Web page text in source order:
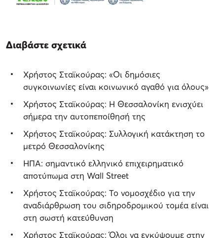
Διαβάστε σχετικά
Χρήστος Σταϊκούρας: «Οι δημόσιες
συγκοινωνίες είναι κοινωνικό αγαθό για όλους»
Χρήστος Σταϊκούρας: Η Θεσσαλονίκη ενισχύει
σήμερα την αυτοπεποίθησή της
Χρήστος Σταϊκούρας: Συλλογική κατάκτηση το
μετρό Θεσσαλονίκης
ΗΠΑ: σημαντικό ελληνικό επιχειρηματικό
αποτύπωμα στη Wall Street
Χρήστος Σταϊκούρας: Το νομοσχέδιο για την
αναδιάρθρωση του σιδηροδρομικού τομέα είναι
στη σωστή κατεύθυνση
Χρήστος Σταϊκούρας: Όλοι να εγκύψουμε στην